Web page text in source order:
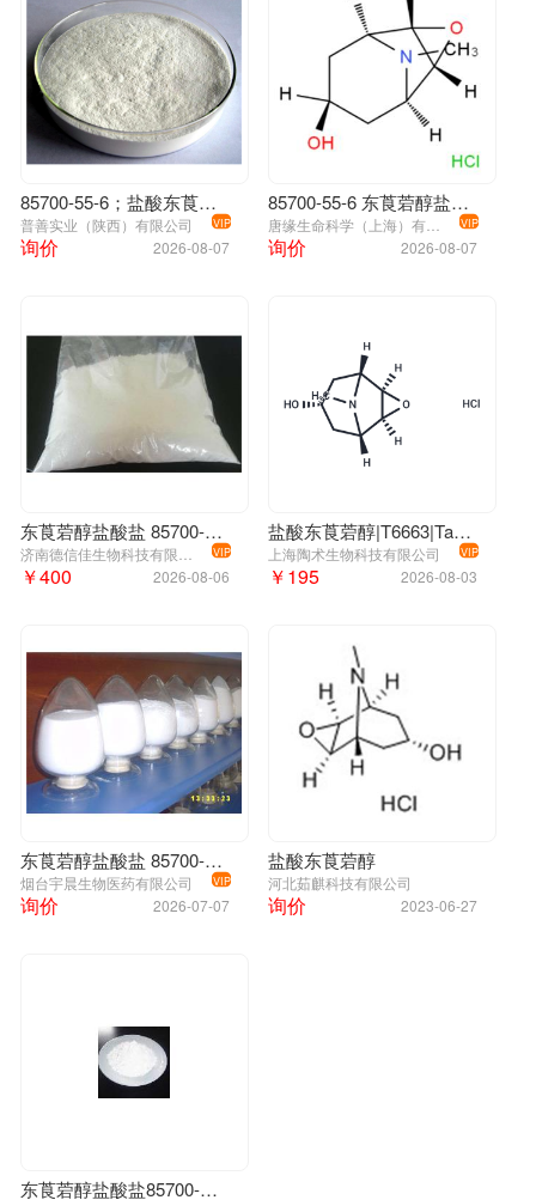
85700-55-6；盐酸东莨菪醇
普善实业（陕西）有限公司 VIP
2026-08-07
询价
85700-55-6 东莨菪醇盐酸盐
唐缘生命科学（上海）有限公司 VIP
2026-08-07
询价
东莨菪醇盐酸盐 85700-55-6
VIP
2026-08-06
￥400
盐酸东莨菪醇|T6663|TargetMol
上海陶术生物科技有限公司 VIP
2026-08-03
￥195
东莨菪醇盐酸盐 85700-55-6
烟台宇晨生物医药有限公司 VIP
2026-07-07
询价
盐酸东莨菪醇
河北茹麒科技有限公司
2023-06-27
询价
东莨菪醇盐酸盐85700-55-6